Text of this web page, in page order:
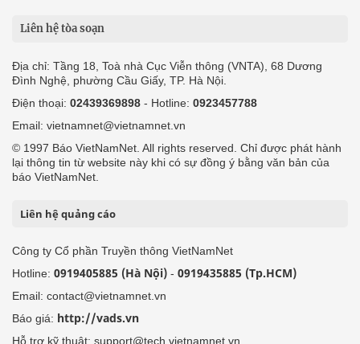
Liên hệ tòa soạn
Địa chỉ: Tầng 18, Toà nhà Cục Viễn thông (VNTA), 68 Dương
Đình Nghệ, phường Cầu Giấy, TP. Hà Nội.
Điện thoại: 02439369898 - Hotline: 0923457788
Email: vietnamnet@vietnamnet.vn
© 1997 Báo VietNamNet. All rights reserved. Chỉ được phát hành
lại thông tin từ website này khi có sự đồng ý bằng văn bản của
báo VietNamNet.
Liên hệ quảng cáo
Công ty Cổ phần Truyền thông VietNamNet
Hotline: 0919405885 (Hà Nội) - 0919435885 (Tp.HCM)
Email: contact@vietnamnet.vn
Báo giá: http://vads.vn
Hỗ trợ kỹ thuật: support@tech.vietnamnet.vn